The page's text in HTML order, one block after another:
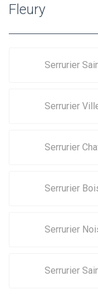
Fleury
Serrurier
Serrurier
Serrurier
Serrurier
Serrurier
Serrurier